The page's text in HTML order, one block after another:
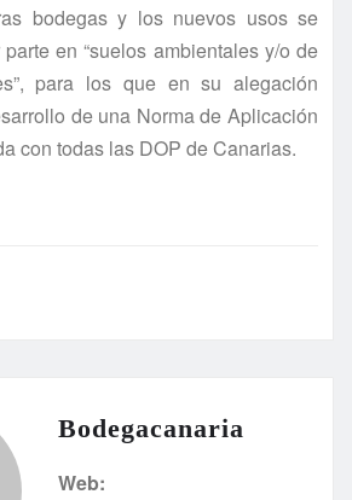
bodegas y los nuevos usos se
en “suelos ambientales y/o de
para los que en su alegación
de una Norma de Aplicación
con todas las DOP de Canarias.
Bodegacanaria
Web: